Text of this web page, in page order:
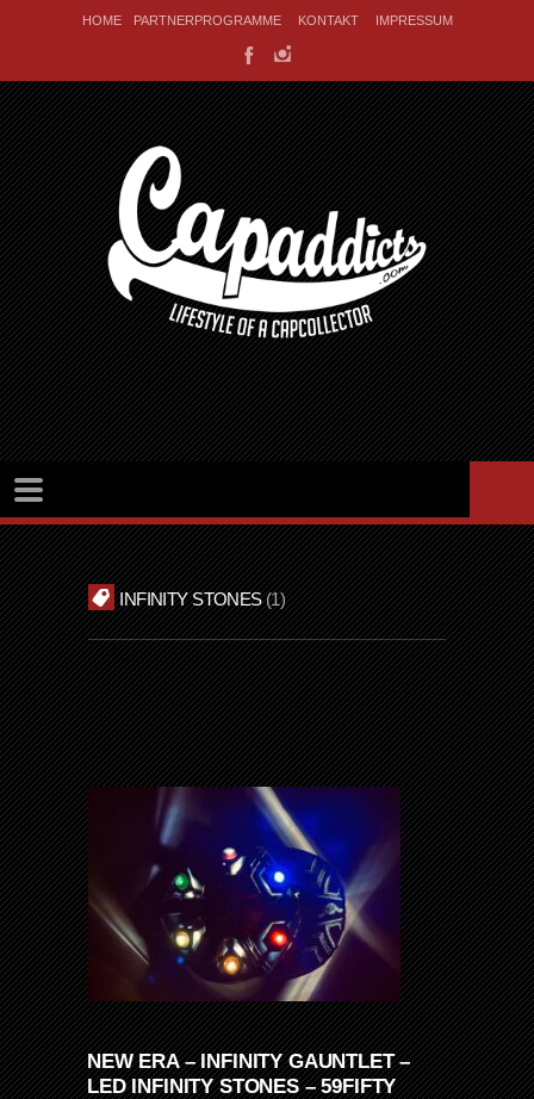
HOME PARTNERPROGRAMME KONTAKT IMPRESSUM
INFINITY STONES 1
NEW ERA – INFINITY GAUNTLET –
LED INFINITY STONES – 59FIFTY